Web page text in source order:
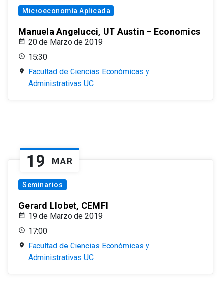
Microeconomía Aplicada
Manuela Angelucci, UT Austin – Economics
20 de Marzo de 2019
15:30
Facultad de Ciencias Económicas y
Administrativas UC
19 MAR
Seminarios
Gerard Llobet, CEMFI
19 de Marzo de 2019
17:00
Facultad de Ciencias Económicas y
Administrativas UC